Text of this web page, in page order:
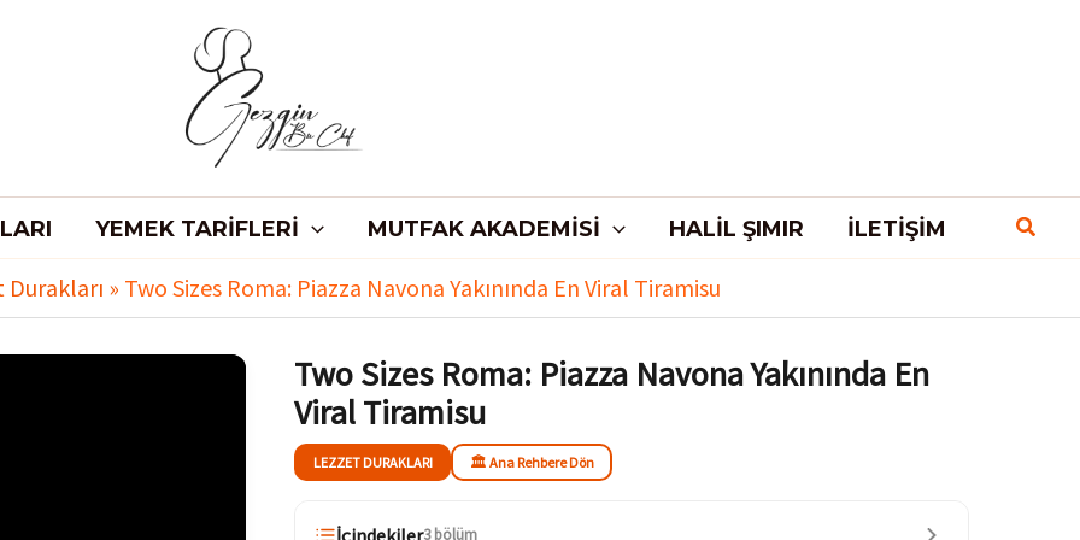
YEMEK TARIFLERI MUTFAK AKADEMISI HALIL ŞIMIR İLETIŞIM
Durakları » Two Sizes Roma: Piazza Navona Yakınında En Viral Tiramisu
Two Sizes Roma: Piazza Navona Yakınında En
Viral Tiramisu
LEZZET DURAKLARI 🏛️ Ana Rehbere Dön
3 bölüm